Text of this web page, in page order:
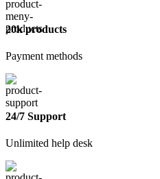
20k products
Payment methods
24/7 Support
Unlimited help desk